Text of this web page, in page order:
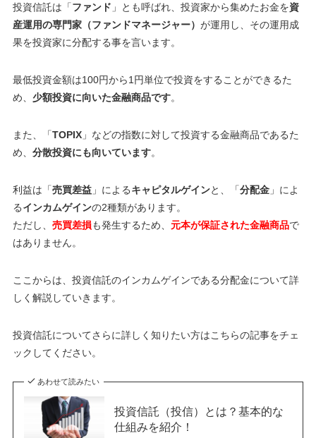
投資信託は「ファンド 」とも呼ばれ、投資家から集めたお金を資
産運用の専門家（ファンドマネージャー） が運用し、その運用成
果を投資家に分配する事を言います。
最低投資金額は100円から1円単位で投資をすることができるた
め、 少額投資に向いた金融商品です。
また、「TOPIX」などの指数に対して投資する金融商品であるた
め、 分散投資にも向いています。
利益は「売買差益」によるキャピタルゲインと、「分配金」によ
るインカムゲインの2種類があります。
ただし、 売買差損も発生するため、 元本が保証された金融商品で
はありません。
ここからは、投資信託のインカムゲインである分配金について詳
しく解説していきます。
投資信託についてさらに詳しく知りたい方はこちらの記事をチェ
ックしてください。
あわせて読みたい
投資信託（投信）とは？基本的な
仕組みを紹介！